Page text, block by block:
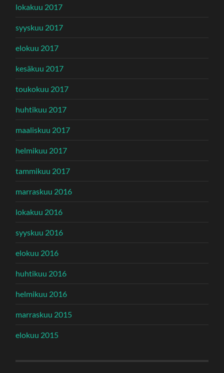
lokakuu 2017
syyskuu 2017
elokuu 2017
kesäkuu 2017
toukokuu 2017
huhtikuu 2017
maaliskuu 2017
helmikuu 2017
tammikuu 2017
marraskuu 2016
lokakuu 2016
syyskuu 2016
elokuu 2016
huhtikuu 2016
helmikuu 2016
marraskuu 2015
elokuu 2015